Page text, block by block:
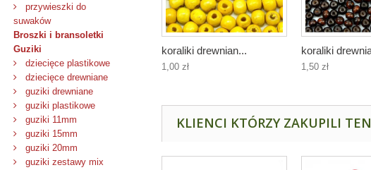
przywieszki do
suwaków
Broszki i bransoletki
Guziki
dziecięce plastikowe
dziecięce drewniane
guziki drewniane
guziki plastikowe
guziki 11mm
guziki 15mm
guziki 20mm
guziki zestawy mix
koraliki drewnian...
1,00 zł
koraliki
1,50 zł
KLIENCI KTÓRZY ZAKUPILI